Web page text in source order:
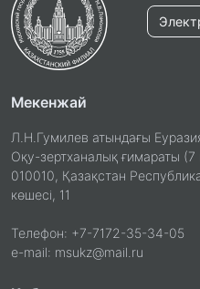
Мекенжай
Л.Н.Гумилев атындағы
Оқу-зертханалық ғимараты (7
010010, Қазақстан
көшесі, 11
Телефон: +7-7172-35-34-05
e-mail: msukz@mail.ru